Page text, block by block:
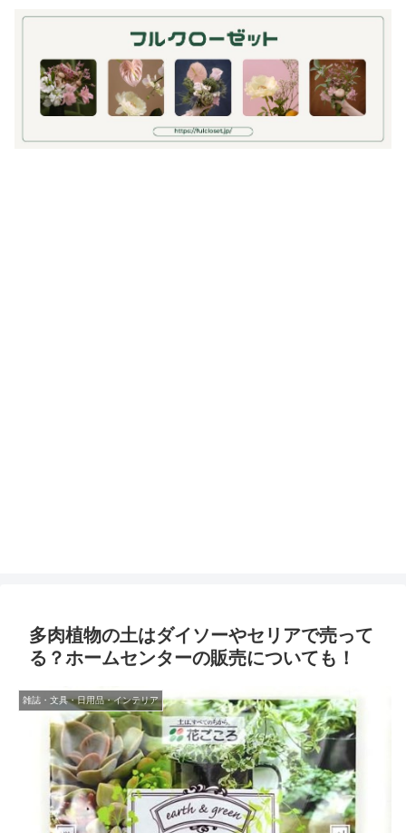
多肉植物の土はダイソーやセリアで売って
る？ホームセンターの販売についても！
雑誌・文具・日用品・インテリア